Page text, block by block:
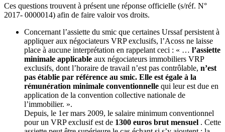
Ces questions trouvent à présent une réponse officielle (s/réf. N°
2017- 0000014) afin de faire valoir vos droits.
Concernant l’assiette du smic que certaines Urssaf persistent à
appliquer aux négociateurs VRP exclusifs, l’Acoss ne laisse
place à aucune interprétation en rappelant ceci : « … l’assiette
minimale applicable aux négociateurs immobiliers VRP
exclusifs, dont l’horaire de travail n’est pas contrôlable, n’est
pas établie par référence au smic. Elle est égale à la
rémunération minimale conventionnelle qui leur est due en
application de la convention collective nationale de
l’immobilier. ».
Depuis, le 1er mars 2009, le salaire minimum conventionnel
pour un VRP exclusif est de 1300 euros brut mensuel . Cette